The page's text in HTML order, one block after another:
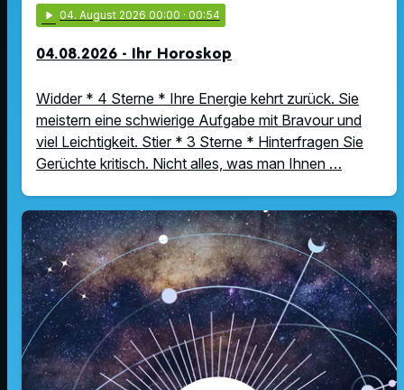
play_arrow 04. August 2026 00:00 · 00:54
04.08.2026 - Ihr Horoskop
Widder * 4 Sterne * Ihre Energie kehrt zurück. Sie
meistern eine schwierige Aufgabe mit Bravour und
viel Leichtigkeit. Stier * 3 Sterne * Hinterfragen Sie
Gerüchte kritisch. Nicht alles, was man Ihnen …